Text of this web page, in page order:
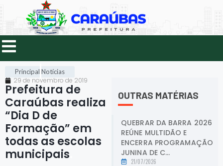
Principal Notícias
29 de novembro de 2019
Prefeitura de
Caraúbas realiza
“Dia D de
Formação” em
todas as escolas
municipais
OUTRAS MATÉRIAS
QUEBRAR DA BARRA 2026
REÚNE MULTIDÃO E
ENCERRA PROGRAMAÇÃO
JUNINA DE C...
21/07/2026